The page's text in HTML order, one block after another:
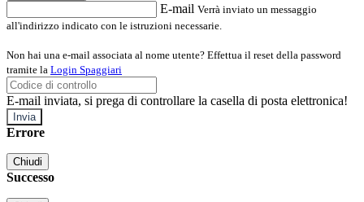
E-mail Verrà inviato un messaggio
all'indirizzo indicato con le istruzioni necessarie.
Non hai una e-mail associata al nome utente? Effettua il reset della password
tramite la Login Spaggiari
E-mail inviata, si prega di controllare la casella di posta elettronica!
Errore
Chiudi
Successo